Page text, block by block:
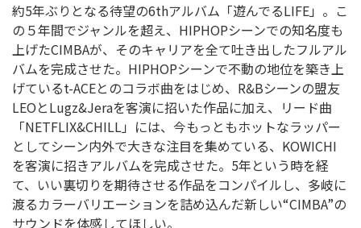
約5年ぶりとなる待望の6thアルバム「遊んでるLIFE」。こ
の５年間でジャンルを超え、HIPHOPシーンでの知名度も
上げたCIMBAが、そのキャリアを全て吐き出したフルアル
バムを完成させた。HIPHOPシーンで不動の地位を築き上
げているt-ACEとのコラボ曲をはじめ、R&Bシーンの盟友
LEOとLugz&Jeraを客演に招いた作品に加え、リード曲
「NETFLIX&CHILL」には、今もっともホットなラッパー
としてシーン内外で大きな注目を集めている、KOWICHI
を客演に招きアルバムを完成させた。5年という時を経
て、いい裏切りを期待させる作品をコンパイルし、多岐に
渡るカラーバリエーションを詰め込んだ新しい“CIMBA”の
サウンドを体感してほしい。